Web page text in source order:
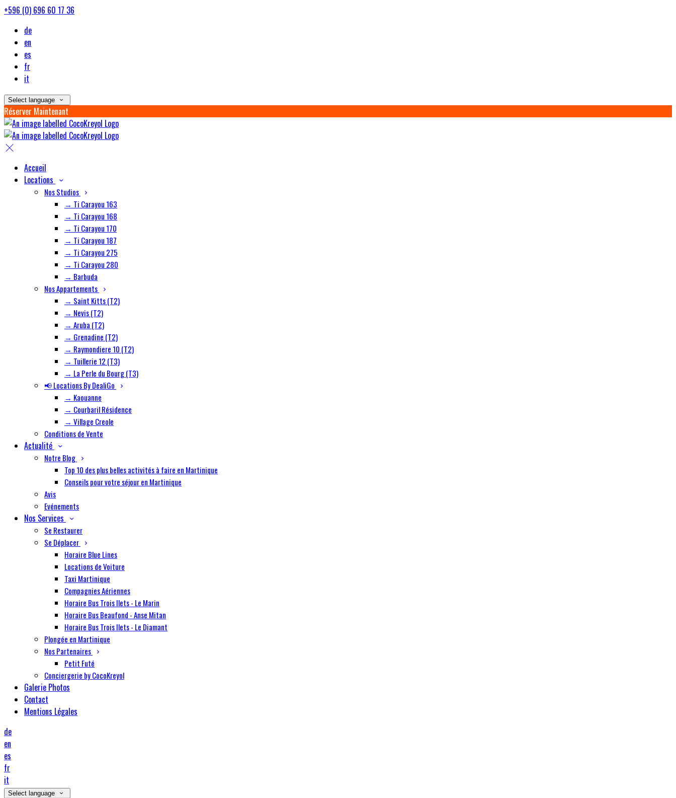
+596 (0) 696 60 17 36
de
en
es
fr
it
Select language
Réserver Maintenant
Accueil
Locations
Nos Studios
→ Ti Carayou 163
→ Ti Carayou 168
→ Ti Carayou 170
→ Ti Carayou 187
→ Ti Carayou 275
→ Ti Carayou 280
→ Barbuda
Nos Appartements
→ Saint Kitts (T2)
→ Nevis (T2)
→ Aruba (T2)
→ Grenadine (T2)
→ Raymondiere 10 (T2)
→ Tuillerie 12 (T3)
→ La Perle du Bourg (T3)
📢 Locations By DealiGo
→ Kaouanne
→ Courbaril Résidence
→ Village Creole
Conditions de Vente
Actualité
Notre Blog
Top 10 des plus belles activités à faire en Martinique
Conseils pour votre séjour en Martinique
Avis
Evénements
Nos Services
Se Restaurer
Se Déplacer
Horaire Blue Lines
Locations de Voiture
Taxi Martinique
Compagnies Aériennes
Horaire Bus Trois Ilets - Le Marin
Horaire Bus Beaufond - Anse Mitan
Horaire Bus Trois Ilets - Le Diamant
Plongée en Martinique
Nos Partenaires
Petit Futé
Conciergerie by CocoKreyol
Galerie Photos
Contact
Mentions Légales
de
en
es
fr
it
Select language